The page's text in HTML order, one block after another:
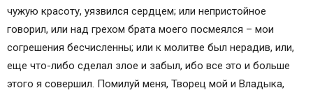
чужую красоту, уязвился сердцем; или непристойное
говорил, или над грехом брата моего посмеялся – мои
согрешения бесчисленны; или к молитве был нерадив, или,
еще что-либо сделал злое и забыл, ибо все это и больше
этого я совершил. Помилуй меня, Творец мой и Владыка,